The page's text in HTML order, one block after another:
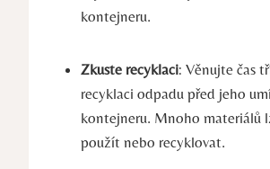
kontejneru.
Zkuste recyklaci: Věnujte čas
recyklaci odpadu před jeho
kontejneru. Mnoho materiálů
použít nebo recyklovat.